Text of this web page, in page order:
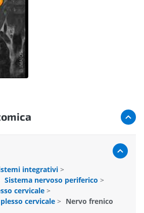
integrativi >
Sistema nervoso periferico >
cervicale >
cervicale > Nervo frenico